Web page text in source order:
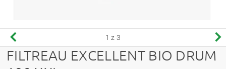
1 z 3
FILTREAU EXCELLENT BIO DRUM